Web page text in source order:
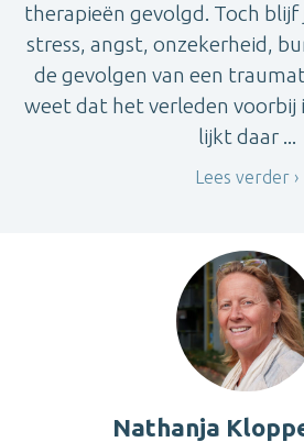
therapieën gevolgd. Toch blijf
stress, angst, onzekerheid,
de gevolgen van een
weet dat het verleden voorbij
lijkt daar ...
Lees verder
Nathanja